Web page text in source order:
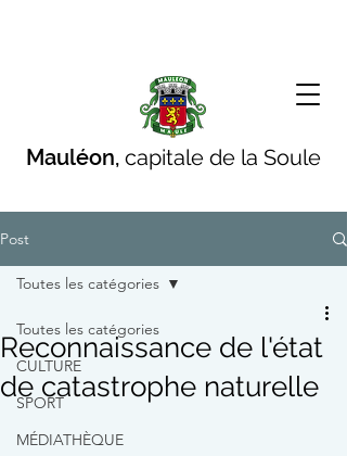
Mauléon, capitale de la Soule
Post
Toutes les catégories
CULTURE
SPORT
MÉDIATHÈQUE
Toutes les catégories
Reconnaissance de l'état
de catastrophe naturelle